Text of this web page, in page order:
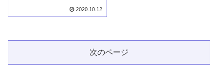
2020.10.12
次のページ